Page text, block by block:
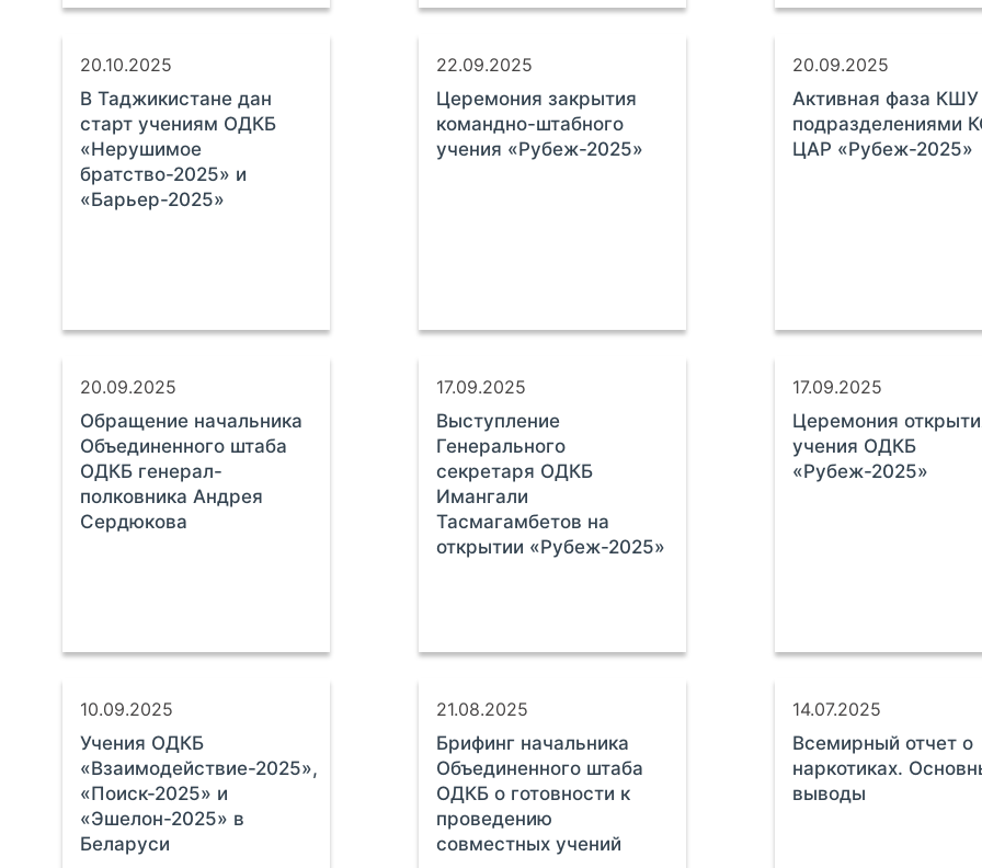
20.10.2025
В Таджикистане дан
старт учениям ОДКБ
«Нерушимое
братство-2025» и
«Барьер-2025»
22.09.2025
Церемония закрытия
командно-штабного
учения «Рубеж-2025»
20.09.2025
Активная фаза КШУ
подразделениями
ЦАР «Рубеж-2025»
20.09.2025
Обращение начальника
Объединенного штаба
ОДКБ генерал-
полковника Андрея
Сердюкова
17.09.2025
Выступление
Генерального
секретаря ОДКБ
Имангали
Тасмагамбетов на
открытии «Рубеж-2025»
17.09.2025
Церемония
учения ОДКБ
«Рубеж-2025»
10.09.2025
Учения ОДКБ
«Взаимодействие-2025»,
«Поиск-2025» и
«Эшелон-2025» в
Беларуси
21.08.2025
Брифинг начальника
Объединенного штаба
ОДКБ о готовности к
проведению
совместных учений
14.07.2025
Всемирный отчет о
наркотиках.
выводы